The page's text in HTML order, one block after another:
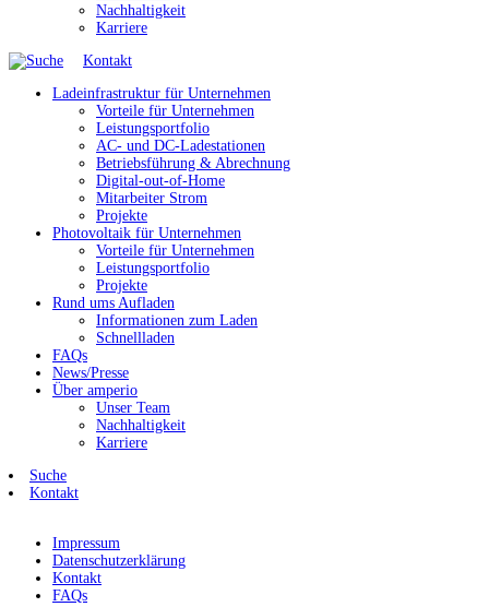
Nachhaltigkeit
Karriere
Kontakt
Ladeinfrastruktur für Unternehmen
Vorteile für Unternehmen
Leistungsportfolio
AC- und DC-Ladestationen
Betriebsführung & Abrechnung
Digital-out-of-Home
Mitarbeiter Strom
Projekte
Photovoltaik für Unternehmen
Vorteile für Unternehmen
Leistungsportfolio
Projekte
Rund ums Aufladen
Informationen zum Laden
Schnellladen
FAQs
News/Presse
Über amperio
Unser Team
Nachhaltigkeit
Karriere
Suche
Kontakt
Impressum
Datenschutzerklärung
Kontakt
FAQs